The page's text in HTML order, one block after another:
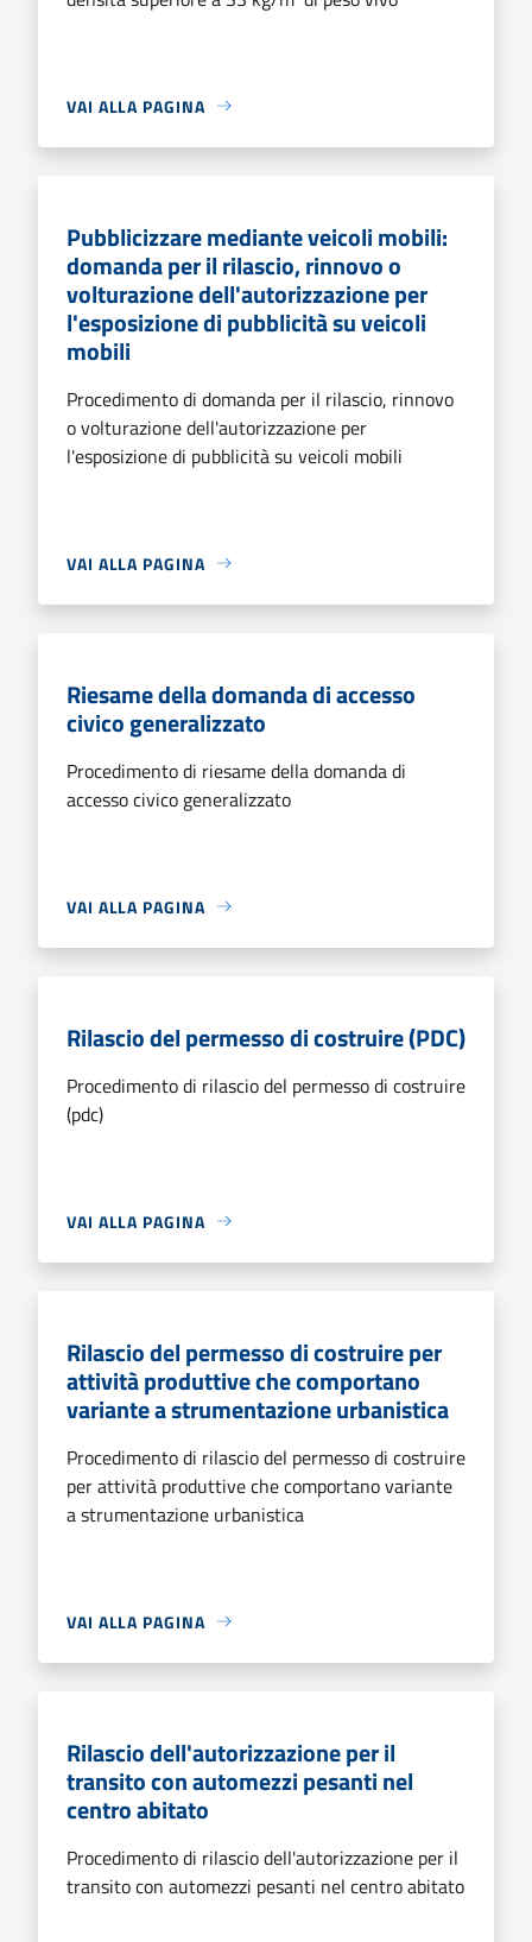
VAI ALLA PAGINA
Pubblicizzare mediante veicoli mobili:
domanda per il rilascio, rinnovo o
volturazione dell'autorizzazione per
l'esposizione di pubblicità su veicoli
mobili
Procedimento di domanda per il rilascio, rinnovo
o volturazione dell'autorizzazione per
l'esposizione di pubblicità su veicoli mobili
VAI ALLA PAGINA
Riesame della domanda di accesso
civico generalizzato
Procedimento di riesame della domanda di
accesso civico generalizzato
VAI ALLA PAGINA
Rilascio del permesso di costruire (PDC)
Procedimento di rilascio del permesso di costruire
(pdc)
VAI ALLA PAGINA
Rilascio del permesso di costruire per
attività produttive che comportano
variante a strumentazione urbanistica
Procedimento di rilascio del permesso di costruire
per attività produttive che comportano variante
a strumentazione urbanistica
VAI ALLA PAGINA
Rilascio dell'autorizzazione per il
transito con automezzi pesanti nel
centro abitato
Procedimento di rilascio dell'autorizzazione per il
transito con automezzi pesanti nel centro abitato